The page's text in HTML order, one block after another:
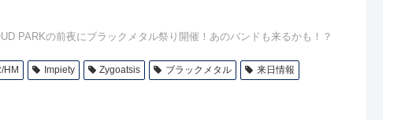
PARKの前夜にブラックメタル祭り開催！あのバンドも来るかも！？
HM Impiety Zygoatsis ブラックメタル 来日情報